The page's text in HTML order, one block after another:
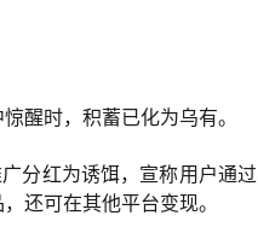
醒时，积蓄已化为乌有。
分红为诱饵，宣称用户通过
还可在其他平台变现。